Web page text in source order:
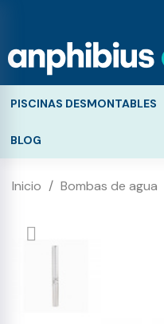
PISCINAS DESMONTABLES
BLOG
Inicio Bombas de agua